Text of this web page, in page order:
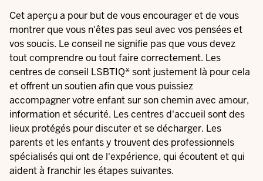
Cet aperçu a pour but de vous encourager et de vous
montrer que vous n'êtes pas seul avec vos pensées et
vos soucis. Le conseil ne signifie pas que vous devez
tout comprendre ou tout faire correctement. Les
centres de conseil LSBTIQ* sont justement là pour cela
et offrent un soutien afin que vous puissiez
accompagner votre enfant sur son chemin avec amour,
information et sécurité. Les centres d'accueil sont des
lieux protégés pour discuter et se décharger. Les
parents et les enfants y trouvent des professionnels
spécialisés qui ont de l'expérience, qui écoutent et qui
aident à franchir les étapes suivantes.